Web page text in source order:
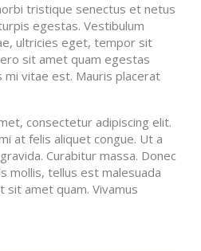
tristique senectus et netus
egestas. Vestibulum
ultricies eget, tempor sit
sit amet quam egestas
mi vitae est. Mauris placerat
consectetur adipiscing elit.
at felis aliquet congue. Ut a
Curabitur massa. Donec
mollis, tellus est malesuada
amet quam. Vivamus